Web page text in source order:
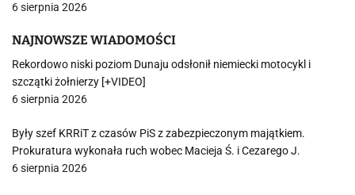
6 sierpnia 2026
NAJNOWSZE WIADOMOŚCI
Rekordowo niski poziom Dunaju odsłonił niemiecki motocykl i
szczątki żołnierzy [+VIDEO]
6 sierpnia 2026
Były szef KRRiT z czasów PiS z zabezpieczonym majątkiem.
Prokuratura wykonała ruch wobec Macieja Ś. i Cezarego J.
6 sierpnia 2026